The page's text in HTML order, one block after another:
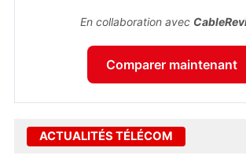
En collaboration avec
Comparer maintenant
ACTUALITÉS TÉLÉCOM